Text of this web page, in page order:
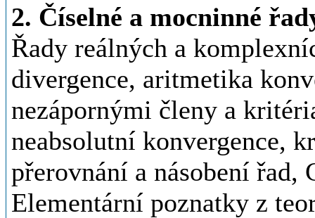
2. Číselné a mocninné
Řady reálných a
divergence, aritmetika
nezápornými členy a
neabsolutní konvergence,
přerovnání a násobení řad,
Elementární poznatky z